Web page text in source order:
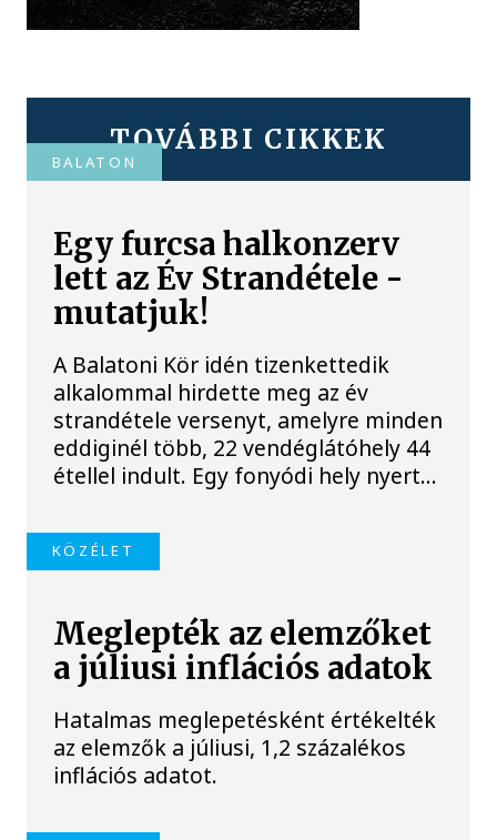
TOVÁBBI CIKKEK
BALATON
Egy furcsa halkonzerv
lett az Év Strandétele -
mutatjuk!
A Balatoni Kör idén tizenkettedik
alkalommal hirdette meg az év
strandétele versenyt, amelyre minden
eddiginél több, 22 vendéglátóhely 44
étellel indult. Egy fonyódi hely nyert...
KÖZÉLET
Meglepték az elemzőket
a júliusi inflációs adatok
Hatalmas meglepetésként értékelték
az elemzők a júliusi, 1,2 százalékos
inflációs adatot.